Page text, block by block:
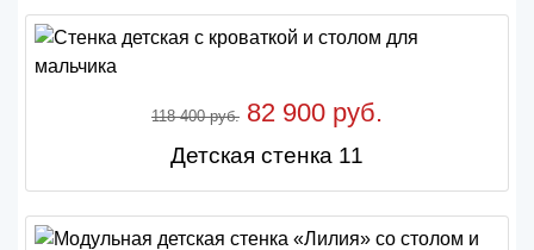
118 400 руб. 82 900 руб.
Детская стенка 11